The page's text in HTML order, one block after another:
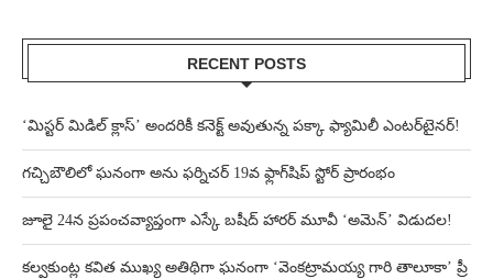
RECENT POSTS
‘మిస్టర్ మిడిల్ క్లాస్’ అందరికీ కనెక్ట్ అవుతున్న పక్కా ఫ్యామిలీ ఎంటర్‌టైనర్!
గచ్చిబౌలిలో ఘనంగా అను ఫర్నిచర్ 19వ ఫ్లాగ్‌షిప్ స్టోర్ ప్రారంభం
జూలై 24న ప్రపంచవ్యాప్తంగా ఎస్కే బషీద్‌ హారర్ మూవీ ‘అమెన్’ విడుదల!
కల్వకుంట్ల కవిత ముఖ్య అతిథిగా ఘనంగా ‘వెంకట్రామయ్య గారి తాలూకా’ ప్రీ